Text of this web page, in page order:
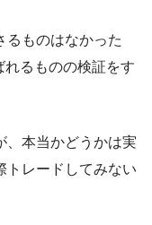
るものはなかった
れるものの検証をす
、本当かどうかは実
トレードしてみない